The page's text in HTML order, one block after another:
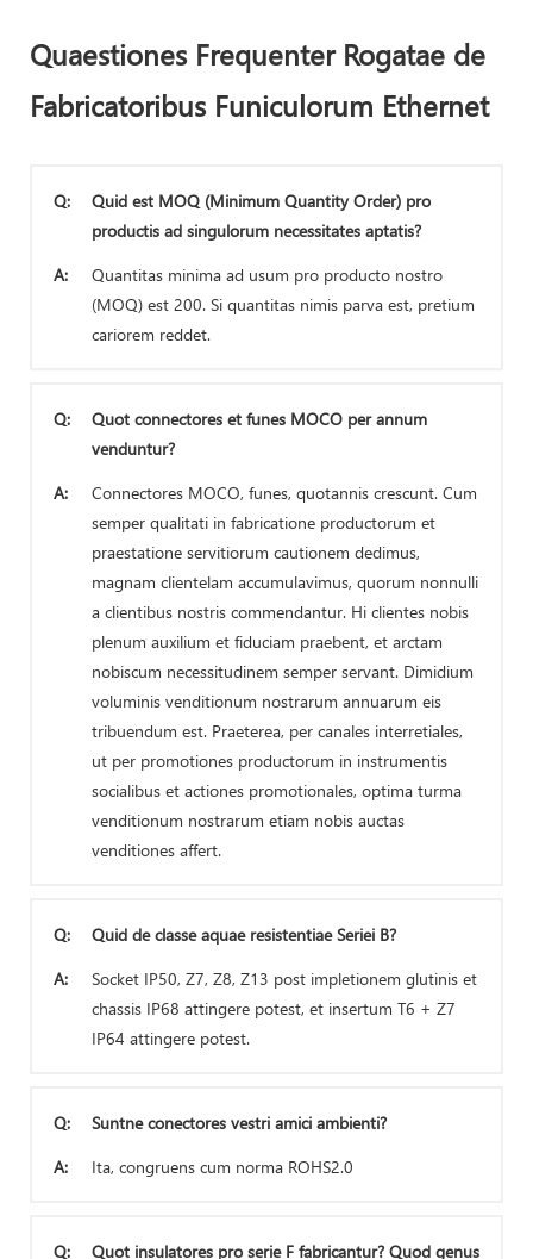
Quaestiones Frequenter Rogatae de
Fabricatoribus Funiculorum Ethernet
Q:
Quid est MOQ (Minimum Quantity Order) pro
productis ad singulorum necessitates aptatis?
A:
Quantitas minima ad usum pro producto nostro
(MOQ) est 200. Si quantitas nimis parva est, pretium
cariorem reddet.
Q:
Quot connectores et funes MOCO per annum
venduntur?
A:
Connectores MOCO, funes, quotannis crescunt. Cum
semper qualitati in fabricatione productorum et
praestatione servitiorum cautionem dedimus,
magnam clientelam accumulavimus, quorum nonnulli
a clientibus nostris commendantur. Hi clientes nobis
plenum auxilium et fiduciam praebent, et arctam
nobiscum necessitudinem semper servant. Dimidium
voluminis venditionum nostrarum annuarum eis
tribuendum est. Praeterea, per canales interretiales,
ut per promotiones productorum in instrumentis
socialibus et actiones promotionales, optima turma
venditionum nostrarum etiam nobis auctas
venditiones affert.
Q:
Quid de classe aquae resistentiae Seriei B?
A:
Socket IP50, Z7, Z8, Z13 post impletionem glutinis et
chassis IP68 attingere potest, et insertum T6 + Z7
IP64 attingere potest.
Q:
Suntne conectores vestri amici ambienti?
A:
Ita, congruens cum norma ROHS2.0
Q:
Quot insulatores pro serie F fabricantur? Quod genus